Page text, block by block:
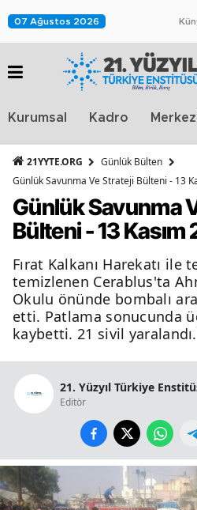
07 Ağustos 2026
Kurumsal Kadro
21YYTE.ORG
Günlük Bülten
Günlük Savunma Ve Strateji Bülteni - 13
Günlük Savunma
Bülteni - 13 Kasım
Fırat Kalkanı Harekatı ile
temizlenen Cerablus'ta
Okulu önünde bombalı
etti. Patlama sonucunda
kaybetti. 21 sivil yaralandı.
21. Yüzyıl Türkiye
Editör